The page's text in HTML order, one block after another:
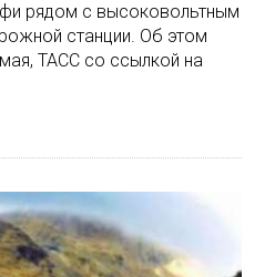
рядом с высоковольтным
станции. Об этом
ТАСС со ссылкой на